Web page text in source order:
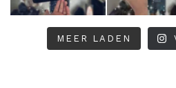
MEER LADEN